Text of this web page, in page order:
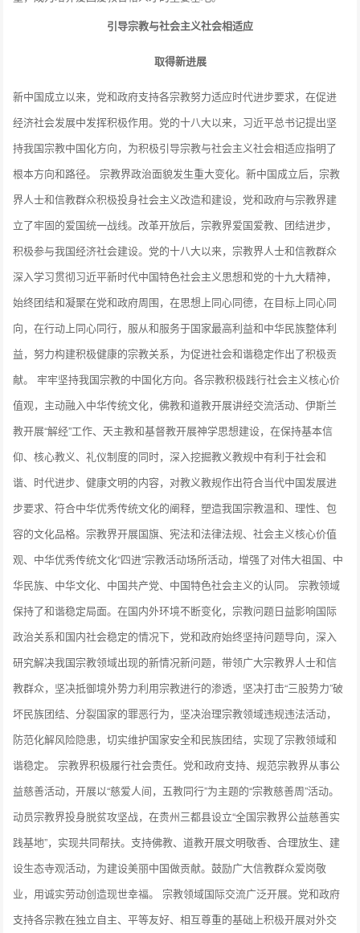
引导宗教与社会主义社会相适应
取得新进展
新中国成立以来，党和政府支持各宗教努力适应时代进步要求，在促进
经济社会发展中发挥积极作用。党的十八大以来，习近平总书记提出坚
持我国宗教中国化方向，为积极引导宗教与社会主义社会相适应指明了
根本方向和路径。 宗教界政治面貌发生重大变化。新中国成立后，宗教
界人士和信教群众积极投身社会主义改造和建设，党和政府与宗教界建
立了牢固的爱国统一战线。改革开放后，宗教界爱国爱教、团结进步，
积极参与我国经济社会建设。党的十八大以来，宗教界人士和信教群众
深入学习贯彻习近平新时代中国特色社会主义思想和党的十九大精神，
始终团结和凝聚在党和政府周围，在思想上同心同德，在目标上同心同
向，在行动上同心同行，服从和服务于国家最高利益和中华民族整体利
益，努力构建积极健康的宗教关系，为促进社会和谐稳定作出了积极贡
献。 牢牢坚持我国宗教的中国化方向。各宗教积极践行社会主义核心价
值观，主动融入中华传统文化，佛教和道教开展讲经交流活动、伊斯兰
教开展“解经”工作、天主教和基督教开展神学思想建设，在保持基本信
仰、核心教义、礼仪制度的同时，深入挖掘教义教规中有利于社会和
谐、时代进步、健康文明的内容，对教义教规作出符合当代中国发展进
步要求、符合中华优秀传统文化的阐释，塑造我国宗教温和、理性、包
容的文化品格。宗教界开展国旗、宪法和法律法规、社会主义核心价值
观、中华优秀传统文化“四进”宗教活动场所活动，增强了对伟大祖国、中
华民族、中华文化、中国共产党、中国特色社会主义的认同。 宗教领域
保持了和谐稳定局面。在国内外环境不断变化，宗教问题日益影响国际
政治关系和国内社会稳定的情况下，党和政府始终坚持问题导向，深入
研究解决我国宗教领域出现的新情况新问题，带领广大宗教界人士和信
教群众，坚决抵御境外势力利用宗教进行的渗透，坚决打击“三股势力”破
坏民族团结、分裂国家的罪恶行为，坚决治理宗教领域违规违法活动，
防范化解风险隐患，切实维护国家安全和民族团结，实现了宗教领域和
谐稳定。 宗教界积极履行社会责任。党和政府支持、规范宗教界从事公
益慈善活动，开展以“慈爱人间，五教同行”为主题的“宗教慈善周”活动。
动员宗教界投身脱贫攻坚战，在贵州三都县设立“全国宗教界公益慈善实
践基地”，实现共同帮扶。支持佛教、道教开展文明敬香、合理放生、建
设生态寺观活动，为建设美丽中国做贡献。鼓励广大信教群众爱岗敬
业，用诚实劳动创造现世幸福。 宗教领域国际交流广泛开展。党和政府
支持各宗教在独立自主、平等友好、相互尊重的基础上积极开展对外交